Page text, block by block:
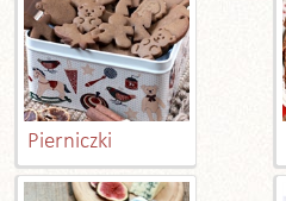
Pierniczki